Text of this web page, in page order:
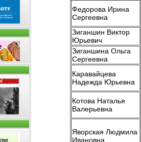
Федорова Ирина
Сергеевна
Зиганшин Виктор
Юрьевич
Зиганшина Ольга
Сергеевна
Каравайцева
Надежда Юрьевна
Котова Наталья
Валерьевна
Яворская Людмила
Ивановна